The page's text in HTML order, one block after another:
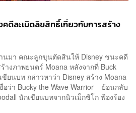
ดีละเมิดลิขสิทธิ์เกี่ยวกับการสร้าง
นมา คณะลูกขุนตัดสินให้ Disney ชนะคดี
างภาพยนตร์ Moana หลังจากที่ Buck
ขียนบท กล่าวหาว่า Disney สร้าง Moana
ว่า Bucky the Wave Warrior ย้อนกลับ
นักเขียนบทจากนิวเม็กซิโก ฟ้องร้อง